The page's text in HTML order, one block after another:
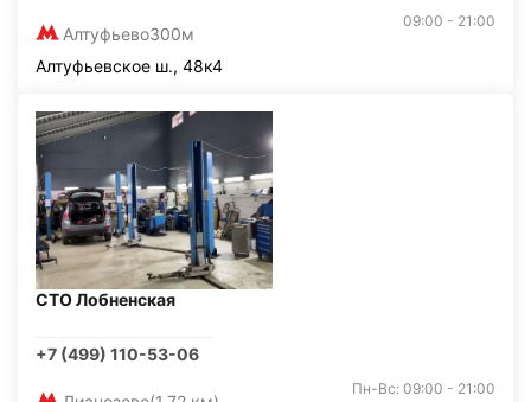
Алтуфьево300м
09:00 - 21:00
Алтуфьевское ш., 48к4
СТО Лобненская
+7 (499) 110-53-06
Пн-Вс: 09:00 - 21:00